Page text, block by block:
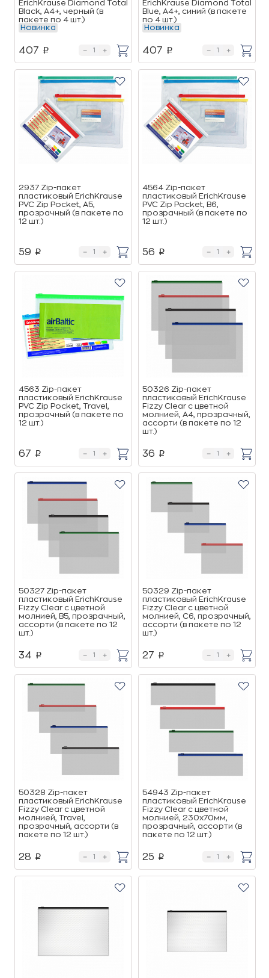
ErichKrause Diamond Total
Black, A4+, черный (в
пакете по 4 шт.)
Новинка
407 p
ErichKrause Diamond Total
Blue, A4+, синий (в пакете
по 4 шт.)
Новинка
407 p
2937 Zip-пакет
пластиковый ErichKrause
PVC Zip Pocket, A5,
прозрачный (в пакете по
12 шт.)
59 p
4564 Zip-пакет
пластиковый ErichKrause
PVC Zip Pocket, B6,
прозрачный (в пакете по
12 шт.)
56 p
4563 Zip-пакет
пластиковый ErichKrause
PVC Zip Pocket, Travel,
прозрачный (в пакете по
12 шт.)
67 p
50326 Zip-пакет
пластиковый ErichKrause
Fizzy Clear c цветной
молнией, А4, прозрачный,
ассорти (в пакете по 12
шт.)
36 p
50327 Zip-пакет
пластиковый ErichKrause
Fizzy Clear c цветной
молнией, B5, прозрачный,
ассорти (в пакете по 12
шт.)
34 p
50329 Zip-пакет
пластиковый ErichKrause
Fizzy Clear c цветной
молнией, C6, прозрачный,
ассорти (в пакете по 12
шт.)
27 p
50328 Zip-пакет
пластиковый ErichKrause
Fizzy Clear с цветной
молнией, Travel,
прозрачный, ассорти (в
пакете по 12 шт.)
28 p
54943 Zip-пакет
пластиковый ErichKrause
Fizzy Clear c цветной
молнией, 230х70мм,
прозрачный, ассорти (в
пакете по 12 шт.)
25 p